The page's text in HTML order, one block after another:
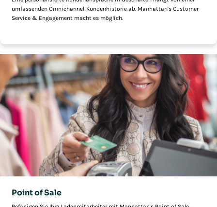
umfassenden Omnichannel-Kundenhistorie ab. Manhattan's Customer
Service & Engagement macht es möglich.
Point of Sale